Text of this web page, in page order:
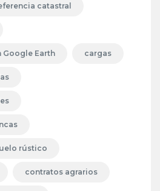
catastral
Google Earth cargas
rústico
contratos agrarios